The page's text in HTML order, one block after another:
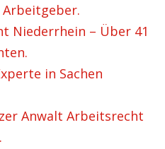
Niederrhein – Über 41
in Sachen
Anwalt Arbeitsrecht